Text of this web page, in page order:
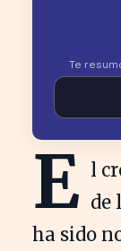
Te
E l
de
ha sido